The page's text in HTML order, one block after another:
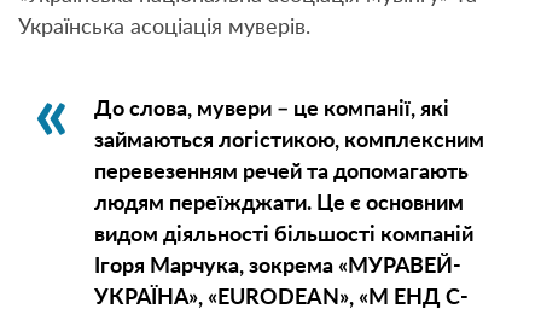
Українська асоціація муверів.
До слова, мувери – це компанії, які
займаються логістикою, комплексним
перевезенням речей та допомагають
людям переїжджати. Це є основним
видом діяльності більшості компаній
Ігоря Марчука, зокрема «МУРАВЕЙ-
УКРАЇНА», «EURODEAN», «М ЕНД С-